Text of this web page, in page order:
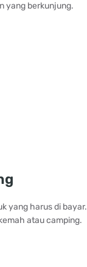
yang berkunjung.
yang harus di bayar.
atau camping.